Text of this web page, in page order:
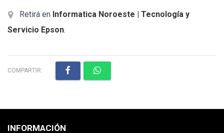
Retirá en Informatica Noroeste | Tecnología y
Servicio Epson.
COMPARTIR:
INFORMACIÓN